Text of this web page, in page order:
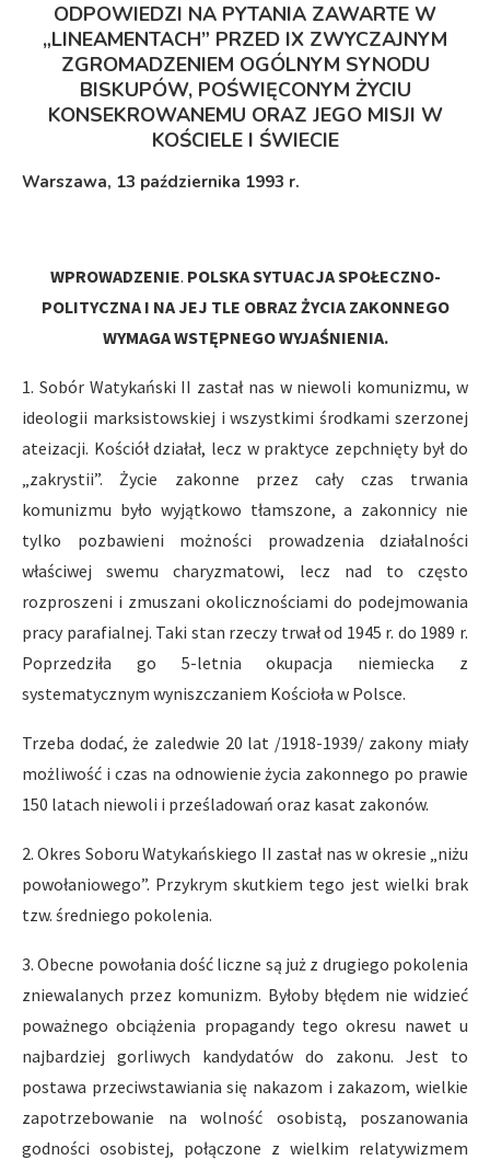
ODPOWIEDZI NA PYTANIA ZAWARTE W
„LINEAMENTACH” PRZED IX ZWYCZAJNYM
ZGROMADZENIEM OGÓLNYM SYNODU
BISKUPÓW, POŚWIĘCONYM ŻYCIU
KONSEKROWANEMU ORAZ JEGO MISJI W
KOŚCIELE I ŚWIECIE
Warszawa, 13 października 1993 r.
WPROWADZENIE. POLSKA SYTUACJA SPOŁECZNO-
POLITYCZNA I NA JEJ TLE OBRAZ ŻYCIA ZAKONNEGO
WYMAGA WSTĘPNEGO WYJAŚNIENIA.
1. Sobór Watykański II zastał nas w niewoli komunizmu, w
ideologii marksistowskiej i wszystkimi środkami szerzonej
ateizacji. Kościół działał, lecz w praktyce zepchnięty był do
„zakrystii”. Życie zakonne przez cały czas trwania
komunizmu było wyjątkowo tłamszone, a zakonnicy nie
tylko pozbawieni możności prowadzenia działalności
właściwej swemu charyzmatowi, lecz nad to często
rozproszeni i zmuszani okolicznościami do podejmowania
pracy parafialnej. Taki stan rzeczy trwał od 1945 r. do 1989 r.
Poprzedziła go 5-letnia okupacja niemiecka z
systematycznym wyniszczaniem Kościoła w Polsce.
Trzeba dodać, że zaledwie 20 lat /1918-1939/ zakony miały
możliwość i czas na odnowienie życia zakonnego po prawie
150 latach niewoli i prześladowań oraz kasat zakonów.
2. Okres Soboru Watykańskiego II zastał nas w okresie „niżu
powołaniowego”. Przykrym skutkiem tego jest wielki brak
tzw. średniego pokolenia.
3. Obecne powołania dość liczne są już z drugiego pokolenia
zniewalanych przez komunizm. Byłoby błędem nie widzieć
poważnego obciążenia propagandy tego okresu nawet u
najbardziej gorliwych kandydatów do zakonu. Jest to
postawa przeciwstawiania się nakazom i zakazom, wielkie
zapotrzebowanie na wolność osobistą, poszanowania
godności osobistej, połączone z wielkim relatywizmem